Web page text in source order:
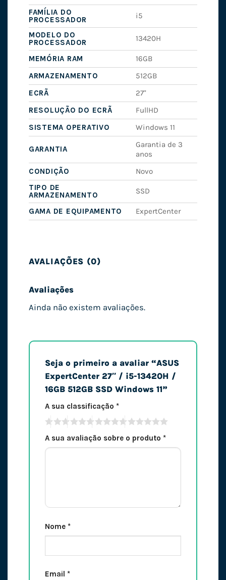
FAMÍLIA DO
PROCESSADOR
i5
MODELO DO
PROCESSADOR
13420H
MEMÓRIA RAM
16GB
ARMAZENAMENTO
512GB
ECRÃ
27"
RESOLUÇÃO DO ECRÃ
FullHD
SISTEMA OPERATIVO
Windows 11
GARANTIA
Garantia de 3
anos
CONDIÇÃO
Novo
TIPO DE
ARMAZENAMENTO
SSD
GAMA DE EQUIPAMENTO ExpertCenter
AVALIAÇÕES (0)
Avaliações
Ainda não existem avaliações.
Seja o primeiro a avaliar “ASUS
ExpertCenter 27″ / i5-13420H /
16GB 512GB SSD Windows 11”
A sua classificação *
A sua avaliação sobre o produto *
Nome *
Email *